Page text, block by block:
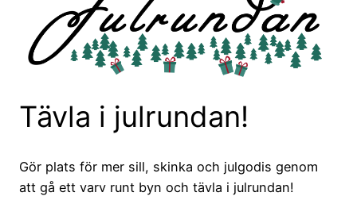
Tävla i julrundan!
Gör plats för mer sill, skinka och julgodis genom
att gå ett varv runt byn och tävla i julrundan!